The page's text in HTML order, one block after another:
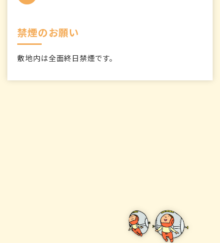
禁煙のお願い
敷地内は全面終日禁煙です。